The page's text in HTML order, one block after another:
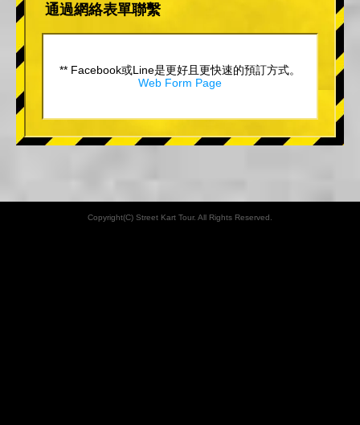
通過網絡表單聯繫
** Facebook或Line是更好且更快速的預訂方式。
Web Form Page
Copyright(C) Street Kart Tour. All Rights Reserved.